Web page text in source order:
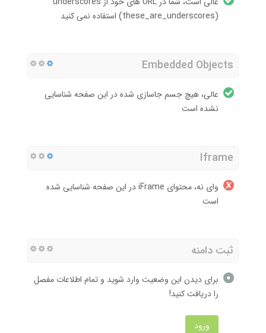
(these_are_underscores) استفاده نمی کنید
Embedded Objects
عالی، هیچ جسم جاسازی شده در این صفحه شناسایی
نشده است
Iframe
وای نه، محتوای iFrame در این صفحه شناسایی شده
است
ثبت دامنه
برای دیدن این وضعیت وارد شوید و تمام اطلاعات مفصل
را دریافت کنید!
ورود